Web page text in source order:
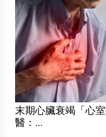
末期心臟衰竭「心
醫：...